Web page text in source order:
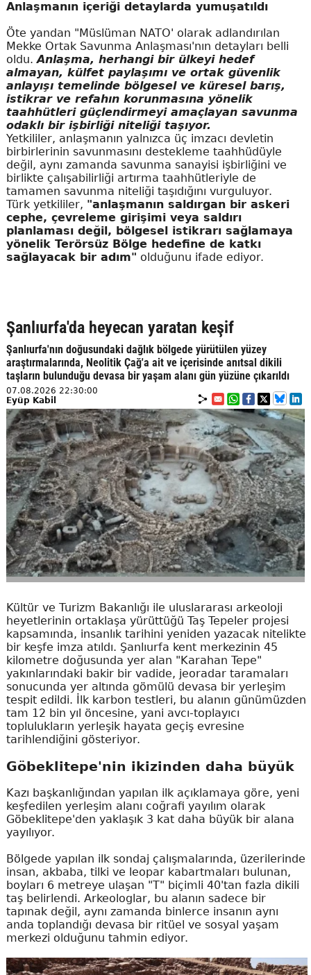
Anlaşmanın içeriği detaylarda yumuşatıldı
Öte yandan "Müslüman NATO' olarak adlandırılan
Mekke Ortak Savunma Anlaşması'nın detayları belli
oldu.Anlaşma, herhangi bir ülkeyi hedef
almayan, külfet paylaşımı ve ortak güvenlik
anlayışı temelinde bölgesel ve küresel barış,
istikrar ve refahın korunmasına yönelik
taahhütleri güçlendirmeyi amaçlayan savunma
odaklı bir işbirliği niteliği taşıyor.
Yetkililer, anlaşmanın yalnızca üç imzacı devletin
birbirlerinin savunmasını destekleme taahhüdüyle
değil, aynı zamanda savunma sanayisi işbirliğini ve
birlikte çalışabilirliği artırma taahhütleriyle de
tamamen savunma niteliği taşıdığını vurguluyor.
Türk yetkililer, "anlaşmanın saldırgan bir askeri
cephe, çevreleme girişimi veya saldırı
planlaması değil, bölgesel istikrarı sağlamaya
yönelik Terörsüz Bölge hedefine de katkı
sağlayacak bir adım" olduğunu ifade ediyor.
Şanlıurfa'da heyecan yaratan keşif
Şanlıurfa'nın doğusundaki dağlık bölgede yürütülen yüzey
araştırmalarında, Neolitik Çağ'a ait ve içerisinde anıtsal dikili
taşların bulunduğu devasa bir yaşam alanı gün yüzüne çıkarıldı
07.08.2026 22:30:00
Eyüp Kabil
Kültür ve Turizm Bakanlığı ile uluslararası arkeoloji
heyetlerinin ortaklaşa yürüttüğü Taş Tepeler projesi
kapsamında, insanlık tarihini yeniden yazacak nitelikte
bir keşfe imza atıldı. Şanlıurfa kent merkezinin 45
kilometre doğusunda yer alan "Karahan Tepe"
yakınlarındaki bakir bir vadide, jeoradar taramaları
sonucunda yer altında gömülü devasa bir yerleşim
tespit edildi. İlk karbon testleri, bu alanın günümüzden
tam 12 bin yıl öncesine, yani avcı-toplayıcı
toplulukların yerleşik hayata geçiş evresine
tarihlendiğini gösteriyor.
Göbeklitepe'nin ikizinden daha büyük
Kazı başkanlığından yapılan ilk açıklamaya göre, yeni
keşfedilen yerleşim alanı coğrafi yayılım olarak
Göbeklitepe'den yaklaşık 3 kat daha büyük bir alana
yayılıyor.
Bölgede yapılan ilk sondaj çalışmalarında, üzerilerinde
insan, akbaba, tilki ve leopar kabartmaları bulunan,
boyları 6 metreye ulaşan "T" biçimli 40'tan fazla dikili
taş belirlendi. Arkeologlar, bu alanın sadece bir
tapınak değil, aynı zamanda binlerce insanın aynı
anda toplandığı devasa bir ritüel ve sosyal yaşam
merkezi olduğunu tahmin ediyor.